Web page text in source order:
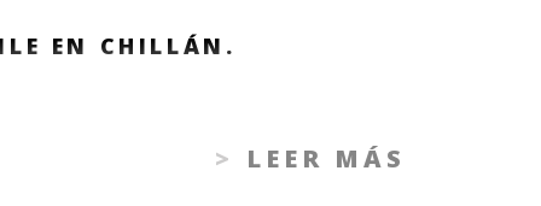
EN CHILLÁN.
LEER MÁS